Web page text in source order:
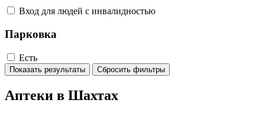
Вход для людей с инвалидностью
Парковка
Есть
Показать результаты Сбросить фильтры
Аптеки в Шахтах